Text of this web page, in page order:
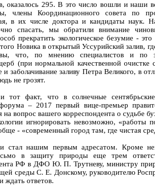
оказалось 295. В это число вошли и наши
члены Координационного совета по
в их числе доктора и кандидаты наук.
спасать, мы обратили внимание
прекратить экологическое безумие -
Новика в открытый Уссурийский залив,
что, по мнению специалистов и по
(при нормальной качественной очистке
заболачивание заливу Петра Великого, в
не грозят.
тот факт, что в солнечные
форума – 2017 первый вице-премьер
на вопрос вашего корреспондента о судьбе
игнорировать невозможно, «работы
- «современный город там, где чистая
нашим первым адресатом. Кроме
в защиту природы еще трем
РФ в ДФО Ю. П. Трутневу, министру
среды С. Е. Донскому, руководителю
ждать ответов.